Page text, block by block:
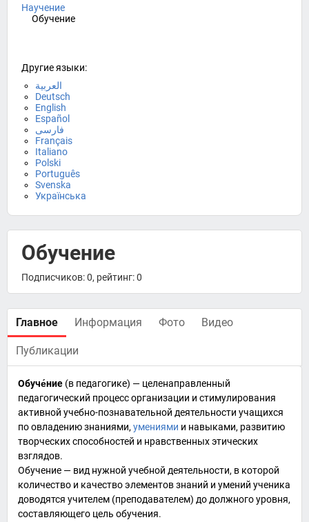
Научение
Обучение
Другие языки:
العربية
Deutsch
English
Español
فارسی
Français
Italiano
Polski
Português
Svenska
Українська
Обучение
Подписчиков: 0, рейтинг: 0
Главное Информация Фото Видео
Публикации
Обуче́ние (в педагогике) — целенаправленный
педагогический процесс организации и стимулирования
активной учебно-познавательной деятельности учащихся
по овладениюзнаниями, умениями и навыками, развитию
творческих способностей и нравственных этических
взглядов.
Обучение — вид нужной учебной деятельности, в которой
количество и качество элементов знаний и умений ученика
доводятся учителем (преподавателем) до должного уровня,
составляющего цель обучения.